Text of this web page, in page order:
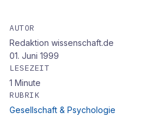
Mord im Kokon
AUTOR
Redaktion wissenschaft.de
01. Juni 1999
LESEZEIT
1 Minute
RUBRIK
Gesellschaft & Psychologie